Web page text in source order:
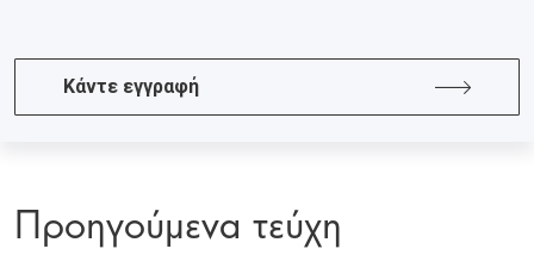
Κάντε εγγραφή
Προηγούμενα τεύχη